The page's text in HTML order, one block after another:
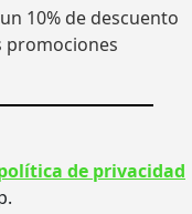
10% de descuento
promociones
de privacidad